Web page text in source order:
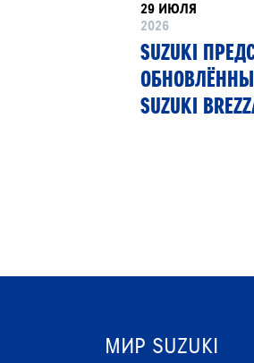
29 ИЮЛЯ
2026
SUZUKI
SUZUKI
МИР SUZUKI